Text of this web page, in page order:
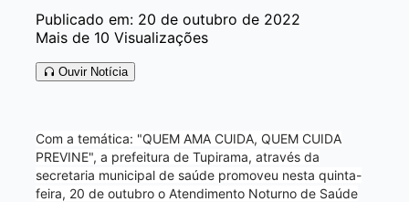
Publicado em: 20 de outubro de 2022
Mais de 10 Visualizações
Ouvir Notícia
Com a temática: "QUEM AMA CUIDA, QUEM CUIDA
PREVINE", a prefeitura de Tupirama, através da
secretaria municipal de saúde promoveu nesta quinta-
feira, 20 de outubro o Atendimento Noturno de Saúde